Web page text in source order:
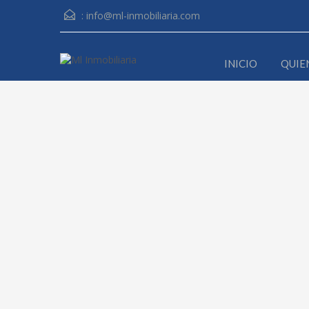
: info@ml-inmobiliaria.com
INICIO